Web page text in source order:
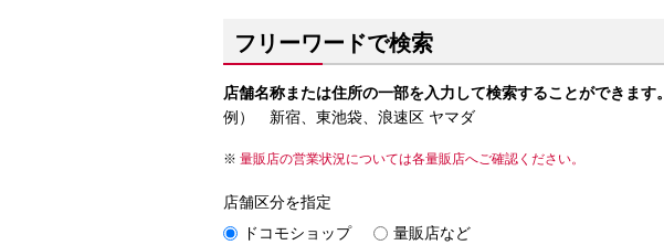
フリーワードで検索
店舗名称または住所の一部を入力して検索することができます。
例） 新宿、東池袋、浪速区 ヤマダ
量販店の営業状況については各量販店へご確認ください。
店舗区分を指定
ドコモショップ
量販店など